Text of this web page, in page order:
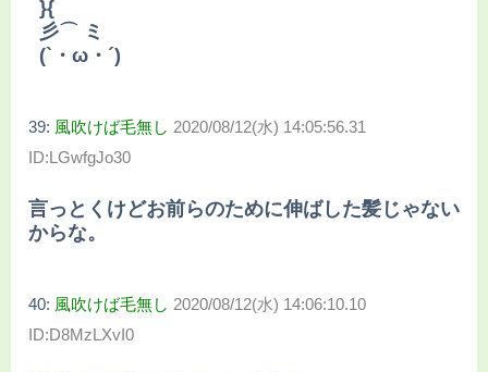
}{
彡⌒ ミ
(`・ω・´)
39: 風吹けば毛無し 2020/08/12(水) 14:05:56.31
ID:LGwfgJo30
言っとくけどお前らのために伸ばした髪じゃない
からな。
40: 風吹けば毛無し 2020/08/12(水) 14:06:10.10
ID:D8MzLXvI0